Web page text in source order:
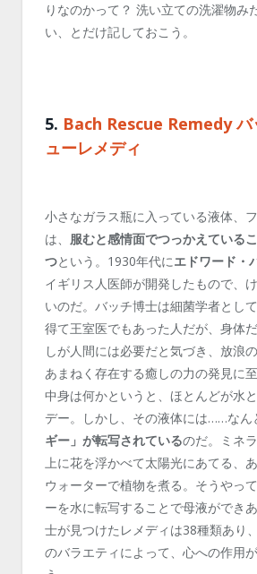
りなのかって？ 洗い立ての洗濯物み
い、とだけ記しておこう。
5. Bach Rescue Remedy バ
ューレメディ
小さなガラス瓶に入っている液体、
は、 服むと感情面でつっかえている
つという。1930年代にエドワード・
イギリス人医師が開発したもので、
いのだ。バッチ博士は細菌学者とし
得て王室医でもあった人だが、身体
しが人間には必要だと気づき、放浪
あまねく存在する癒しの力の発見に至
中身は何かというと、ほとんどが水
デー。しかし、その液体には……なん
ギー」が転写されているのだ。ミネ
上に花を浮かべて太陽光にあてる、
ウォーターで植物を煮る。そうやっ
ーを水に転写することで母液ができ
士が見つけたレメディは38種類あり
のバラエティによって、心への作用